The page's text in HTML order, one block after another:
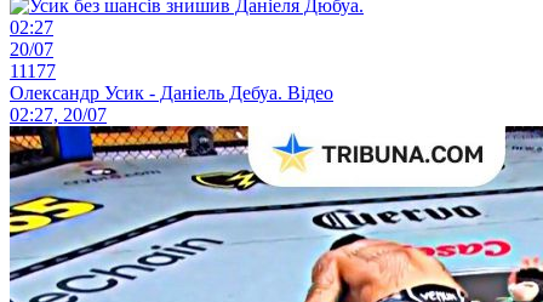
02:27
20/07
11177
Олександр Усик - Даніель Дебуа. Відео
02:27, 20/07